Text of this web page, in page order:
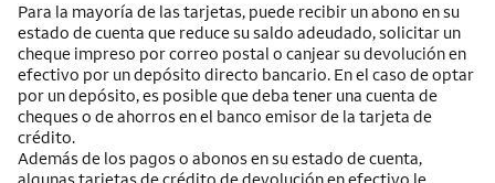
Para la mayoría de las tarjetas, puede recibir un abono en su
estado de cuenta que reduce su saldo adeudado, solicitar un
cheque impreso por correo postal o canjear su devolución en
efectivo por un depósito directo bancario. En el caso de optar
por un depósito, es posible que deba tener una cuenta de
cheques o de ahorros en el banco emisor de la tarjeta de
crédito.
Además de los pagos o abonos en su estado de cuenta,